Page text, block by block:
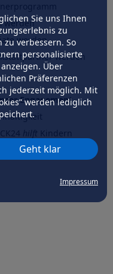
Sie uns Ihnen
zu
verbessern. So
personalisierte
Über
Präferenzen
jederzeit möglich. Mit
werden lediglich
Geht klar
Impressum
werden
werden
werden
Engagement
hilftder Natur